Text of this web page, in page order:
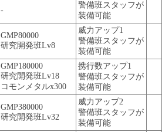
-
警備班スタッフが
装備可能
GMP80000
研究開発班Lv8
威力アップ1
警備班スタッフが
装備可能
GMP180000
研究開発班Lv18
コモンメタルx300
携行数アップ1
警備班スタッフが
装備可能
GMP380000
研究開発班Lv32
威力アップ2
警備班スタッフが
装備可能